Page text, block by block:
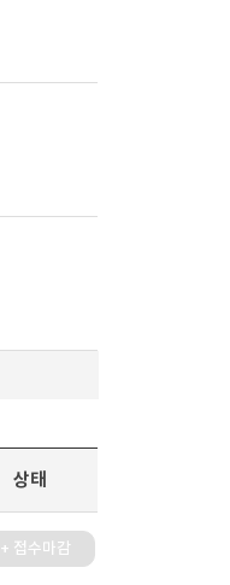
상태
+ 접수마감